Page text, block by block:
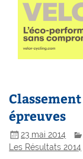
épreuves
23 mai 2014
Les Résultats 2014